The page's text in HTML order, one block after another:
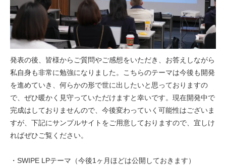
発表の後、皆様からご質問やご感想をいただき、お答えしながら
私自身も非常に勉強になりました。こちらのテーマは今後も開発
を進めていき、何らかの形で世に出したいと思っておりますの
で、ぜひ暖かく見守っていただけますと幸いです。現在開発中で
完成はしておりませんので、今後変わっていく可能性はございま
すが、下記にサンプルサイトをご用意しておりますので、宜しけ
ればぜひご覧ください。
・SWIPE LPテーマ（今後1ヶ月ほどは公開しておきます）